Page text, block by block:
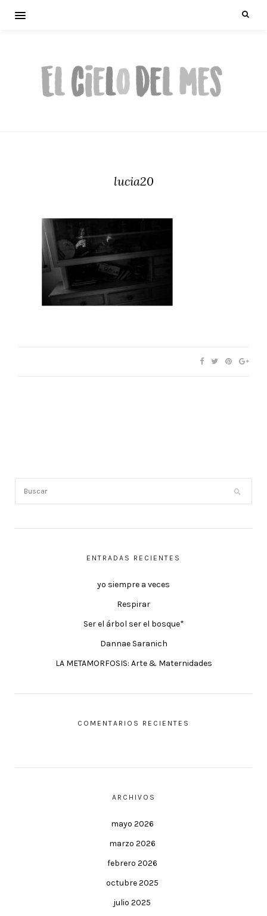
lucia20
ENTRADAS RECIENTES
yo siempre a veces
Respirar
Ser el árbol ser el bosque*
Dannae Saranich
LA METAMORFOSIS: Arte & Maternidades
COMENTARIOS RECIENTES
ARCHIVOS
mayo 2026
marzo 2026
febrero 2026
octubre 2025
julio 2025